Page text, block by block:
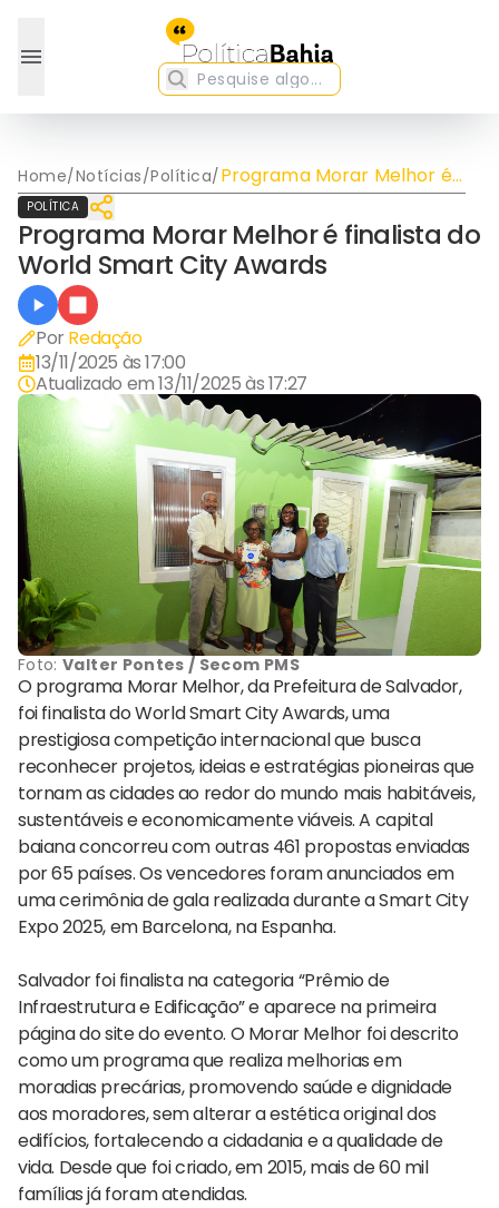
Home/Notícias/Política/Programa Morar Melhor é
finalista do World Smart
POLÍTICA
Programa Morar Melhor é finalista do
World Smart City Awards
Por Redação
13/11/2025 às 17:00
Atualizado em13/11/2025 às 17:27
Foto:Valter Pontes / Secom PMS
O programa Morar Melhor, da Prefeitura de Salvador,
foi finalista do World Smart City Awards, uma
prestigiosa competição internacional que busca
reconhecer projetos, ideias e estratégias pioneiras que
tornam as cidades ao redor do mundo mais habitáveis,
sustentáveis e economicamente viáveis. A capital
baiana concorreu com outras 461 propostas enviadas
por 65 países. Os vencedores foram anunciados em
uma cerimônia de gala realizada durante a Smart City
Expo 2025, em Barcelona, na Espanha.
Salvador foi finalista na categoria “Prêmio de
Infraestrutura e Edificação” e aparece na primeira
página do site do evento. O Morar Melhor foi descrito
como um programa que realiza melhorias em
moradias precárias, promovendo saúde e dignidade
aos moradores, sem alterar a estética original dos
edifícios, fortalecendo a cidadania e a qualidade de
vida. Desde que foi criado, em 2015, mais de 60 mil
famílias já foram atendidas.